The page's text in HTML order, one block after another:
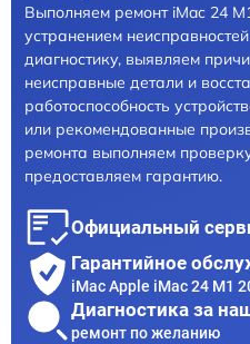
Выполняем ремонт iMac 24
устранением
диагностику, выявляем
неисправные детали и
работоспособность
или рекомендованные
ремонта выполняем
предоставляем гарантию.
Официальный
Гарантийное
iMac Apple iMac 24 M1
Диагностика за
ремонт по желанию